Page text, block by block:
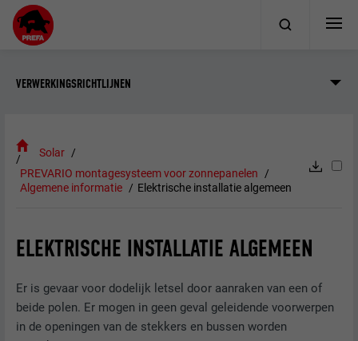
VERWERKINGSRICHTLIJNEN
Solar
PREVARIO montagesysteem voor zonnepanelen
Algemene informatie
Elektrische installatie algemeen
ELEKTRISCHE INSTALLATIE ALGEMEEN
Er is gevaar voor dodelijk letsel door aanraken van een of
beide polen. Er mogen in geen geval geleidende voorwerpen
in de openingen van de stekkers en bussen worden